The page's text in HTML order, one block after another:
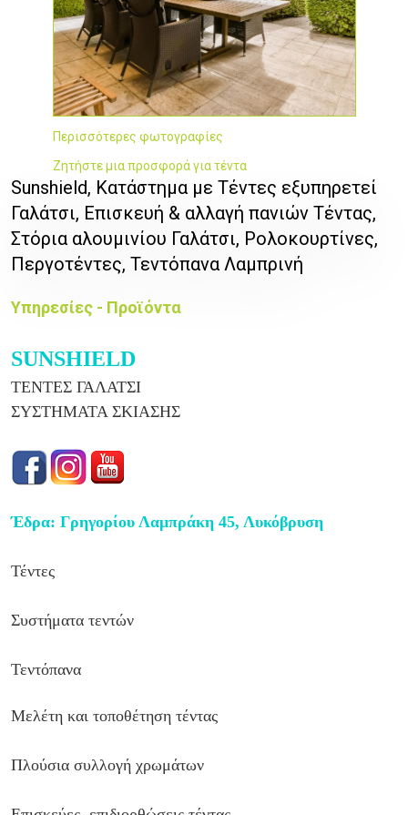
Περισσότερες φωτογραφίες
Ζητήστε μια προσφορά για τέντα
Sunshield, Κατάστημα με Τέντες εξυπηρετεί
Γαλάτσι, Επισκευή & αλλαγή πανιών Τέντας,
Στόρια αλουμινίου Γαλάτσι, Ρολοκουρτίνες,
Περγοτέντες, Τεντόπανα Λαμπρινή
Υπηρεσίες - Προϊόντα
SUNSHIELD
ΤΕΝΤΕΣ ΓΑΛΑΤΣΙ
ΣΥΣΤΗΜΑΤΑ ΣΚΙΑΣΗΣ
Έδρα: Γρηγορίου Λαμπράκη 45, Λυκόβρυση
Τέντες
Συστήματα τεντών
Τεντόπανα
Μελέτη και τοποθέτηση τέντας
Πλούσια συλλογή χρωμάτων